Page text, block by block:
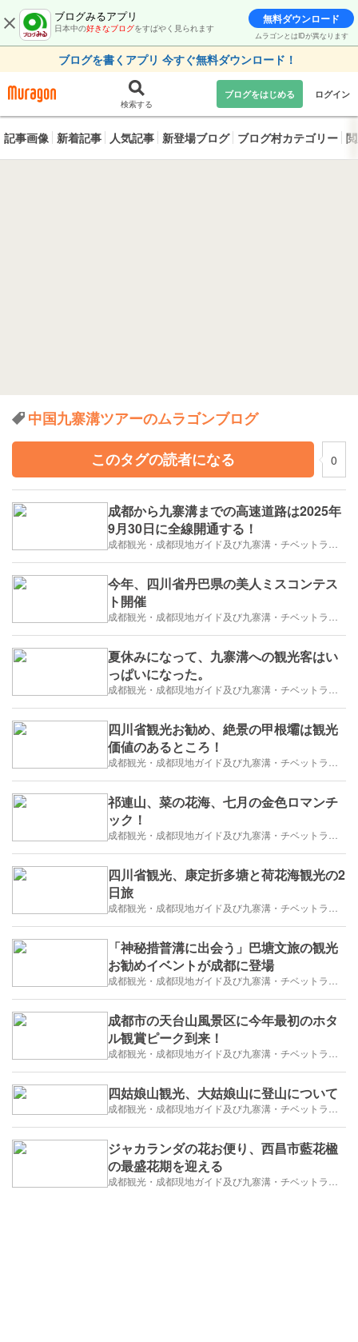
ブログみるアプリ
日本中の好きなブログをすばやく見られます
無料ダウンロード
ムラゴンとはIDが異なります
ブログを書くアプリ 今すぐ無料ダウンロード！
検索する
ブログをはじめる ログイン
記事画像 新着記事 人気記事 新登場ブログ ブログ村カテゴリー
中国九寨溝ツアーのムラゴンブログ
このタグの読者になる
0
成都から九寨溝までの高速道路は2025年
9月30日に全線開通する！
今年、四川省丹巴県の美人ミスコンテス
ト開催
夏休みになって、九寨溝への観光客はい
っぱいになった。
四川省観光お勧め、絶景の甲根壩は観光
価値のあるところ！
祁連山、菜の花海、七月の金色ロマンチ
ック！
四川省観光、康定折多塘と荷花海観光の2
日旅
「神秘措普溝に出会う」巴塘文旅の観光
お勧めイベントが成都に登場
成都市の天台山風景区に今年最初のホタ
ル観賞ピーク到来！
四姑娘山観光、大姑娘山に登山について
ジャカランダの花お便り、西昌市藍花楹
の最盛花期を迎える